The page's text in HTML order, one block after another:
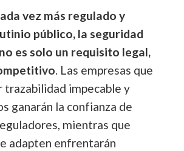
vez más regulado y
público, la seguridad
es solo un requisito legal,
. Las empresas que
trazabilidad impecable y
ganarán la confianza de
mientras que
adapten enfrentarán